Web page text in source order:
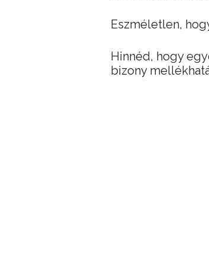
Eszméletlen,
Hinnéd, hogy
bizony